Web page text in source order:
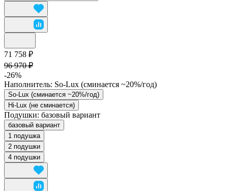
71 758 ₽
96 970 ₽
-26%
Наполнитель: So-Lux (cминается ~20%/год)
So-Lux (cминается ~20%/год)
Hi-Lux (не сминается)
Подушки: базовый вариант
базовый вариант
1 подушка
2 подушки
4 подушки